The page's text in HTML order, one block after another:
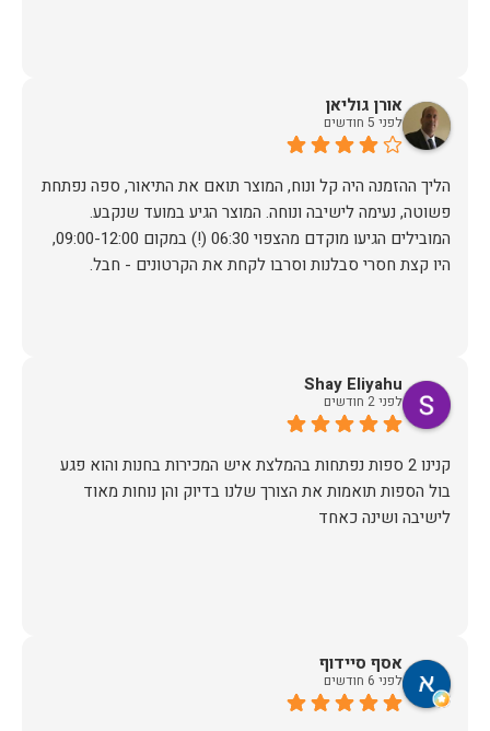
אורן גוליאן
לפני 5 חודשים
הליך ההזמנה היה קל ונוח, המוצר תואם את התיאור, ספה נפתחת
פשוטה, נעימה לישיבה ונוחה. המוצר הגיע במועד שנקבע.
המובילים הגיעו מוקדם מהצפוי 06:30 (!) במקום 09:00-12:00,
היו קצת חסרי סבלנות וסרבו לקחת את הקרטונים - חבל.
Shay Eliyahu
לפני 2 חודשים
קנינו 2 ספות נפתחות בהמלצת איש המכירות בחנות והוא פגע
בול הספות תואמות את הצורך שלנו בדיוק והן נוחות מאוד
לישיבה ושינה כאחד
אסף סיידוף
לפני 6 חודשים